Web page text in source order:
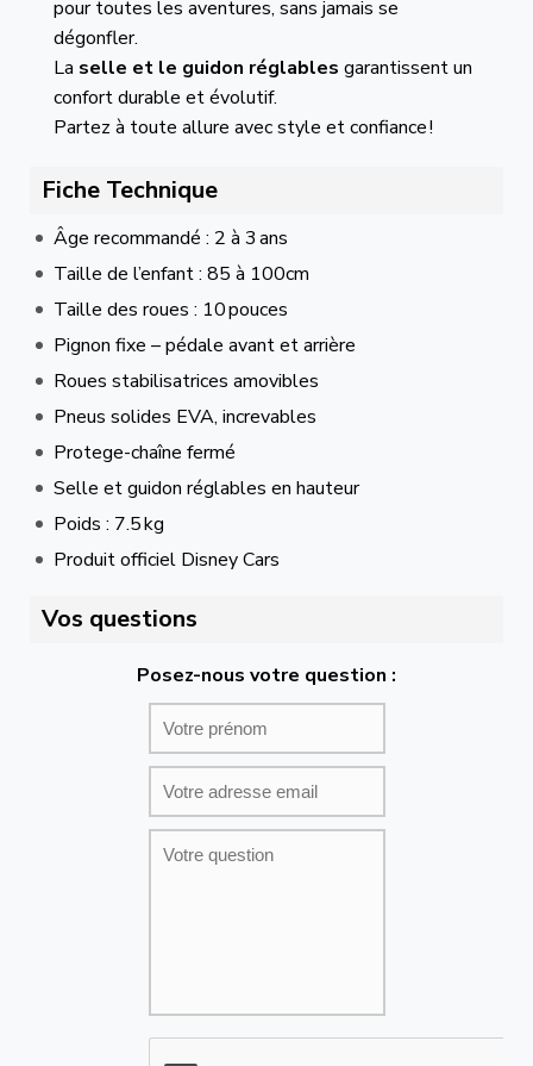
pour toutes les aventures, sans jamais se
dégonfler.
La selle et le guidon réglables garantissent un
confort durable et évolutif.
Partez à toute allure avec style et confiance !
Fiche Technique
Âge recommandé : 2 à 3 ans
Taille de l’enfant : 85 à 100cm
Taille des roues : 10 pouces
Pignon fixe – pédale avant et arrière
Roues stabilisatrices amovibles
Pneus solides EVA, increvables
Protege-chaîne fermé
Selle et guidon réglables en hauteur
Poids : 7.5 kg
Produit officiel Disney Cars
Vos questions
Posez-nous votre question :